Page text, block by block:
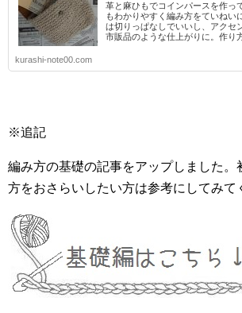
革と麻ひもでコインパースを作っ
もわかりやすく編み方をていねい
は切りっぱなしでいいし、アクセ
市販品のような仕上がりに。作り
kurashi-note00.com
※追記
編み方の基礎の記事をアップしました。
方をおさらいしたい方は参考にしてみて